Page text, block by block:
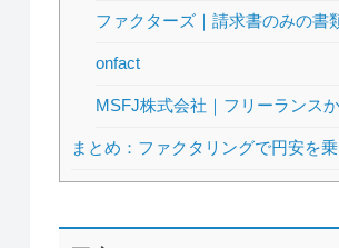
ファクターズ｜請求書のみの書
onfact
MSFJ株式会社｜フリーランス
まとめ：ファクタリングで円安を